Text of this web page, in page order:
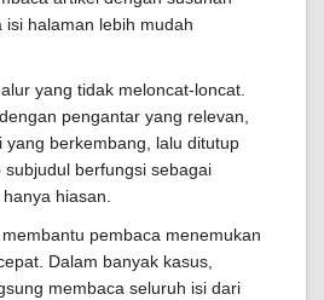
isi halaman lebih mudah
yang tidak meloncat-loncat.
pengantar yang relevan,
yang berkembang, lalu ditutup
berfungsi sebagai
hiasan.
pembaca menemukan
Dalam banyak kasus,
membaca seluruh isi dari